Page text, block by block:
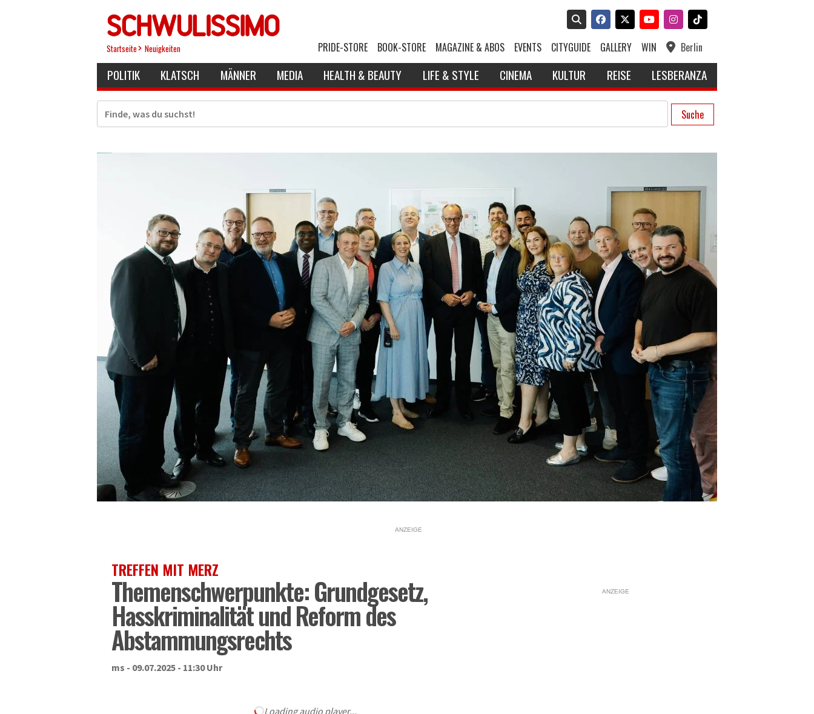
Startseite Neuigkeiten PRIDE-STORE BOOK-STORE MAGAZINE & ABOS EVENTS CITYGUIDE GALLERY WIN Berlin
POLITIK KLATSCH MÄNNER MEDIA HEALTH & BEAUTY LIFE & STYLE CINEMA KULTUR REISE LESBERANZA
Suche
ANZEIGE
TREFFEN MIT MERZ
Themenschwerpunkte: Grundgesetz,
Hasskriminalität und Reform des
Abstammungsrechts
ms - 09.07.2025 - 11:30 Uhr
Loading audio player...
ANZEIGE